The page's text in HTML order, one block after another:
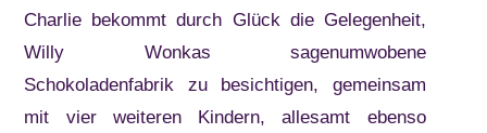
Charlie bekommt durch Glück die Gelegenheit,
Willy Wonkas sagenumwobene
Schokoladenfabrik zu besichtigen, gemeinsam
mit vier weiteren Kindern, allesamt ebenso